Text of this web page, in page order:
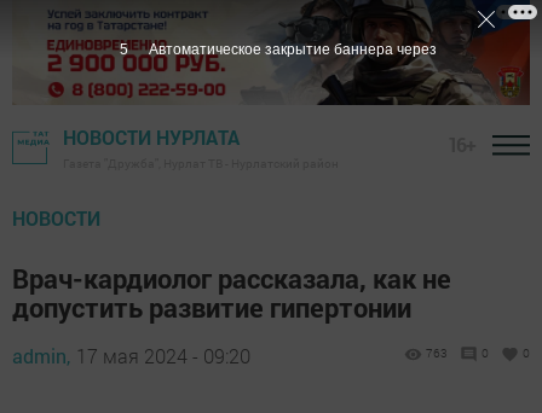
НОВОСТИ НУРЛАТА
НОВОСТИ
Врач-кардиолог рассказала, как не
допустить развитие гипертонии
admin, 17 мая 2024 - 09:20 763 0 0
3 Автоматическое закрытие баннера через